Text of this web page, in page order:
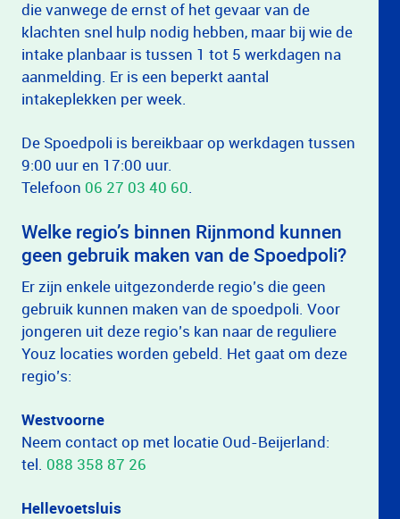
die vanwege de ernst of het gevaar van de
klachten snel hulp nodig hebben, maar bij wie de
intake planbaar is tussen 1 tot 5 werkdagen na
aanmelding. Er is een beperkt aantal
intakeplekken per week.
De Spoedpoli is bereikbaar op werkdagen tussen
9:00 uur en 17:00 uur.
Telefoon 06 27 03 40 60.
Welke regio’s binnen Rijnmond kunnen
geen gebruik maken van de Spoedpoli?
Er zijn enkele uitgezonderde regio’s die geen
gebruik kunnen maken van de spoedpoli. Voor
jongeren uit deze regio’s kan naar de reguliere
Youz locaties worden gebeld. Het gaat om deze
regio’s:
Westvoorne
Neem contact op met locatie Oud-Beijerland:
tel. 088 358 87 26
Hellevoetsluis